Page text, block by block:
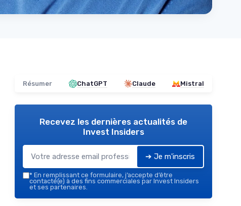
Résumer ChatGPT Claude Mistral
Recevez les dernières actualités de
Invest Insiders
➔ Je m'inscris
* En remplissant ce formulaire, j’accepte d’être
contacté(e) à des fins commerciales par Invest Insiders
et ses partenaires.